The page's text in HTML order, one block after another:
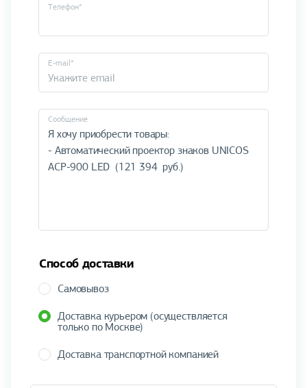
Телефон*
E-mail*
Cообщение
Способ доставки
Самовывоз
Доставка курьером (осуществляется
только по Москве)
Доставка транспортной компанией